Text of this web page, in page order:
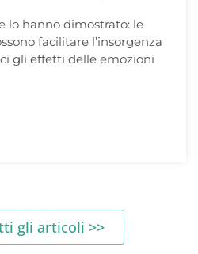
lo hanno dimostrato: le
facilitare l’insorgenza
gli effetti delle emozioni
gli articoli >>